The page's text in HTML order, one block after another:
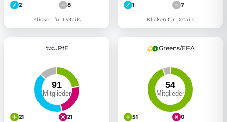
2
8
Klicken für Details
1
7
Klicken für Details
PfE
21
21
Greens/EFA
51
0